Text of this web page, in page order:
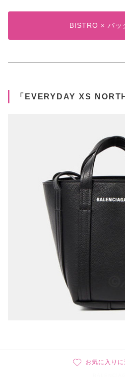
BISTRO × バッ
「EVERYDAY XS
お気に入り